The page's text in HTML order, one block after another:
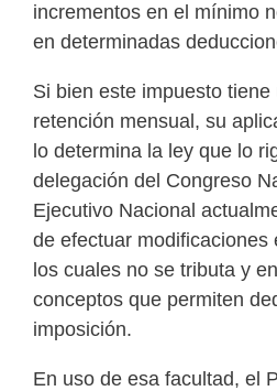
incrementos en el mínimo
en determinadas
Si bien este impuesto
retención mensual, su
lo determina la ley que lo
delegación del Congreso
Ejecutivo Nacional
de efectuar modificaciones
los cuales no se tributa y
conceptos que permiten
imposición.
En uso de esa facultad, el